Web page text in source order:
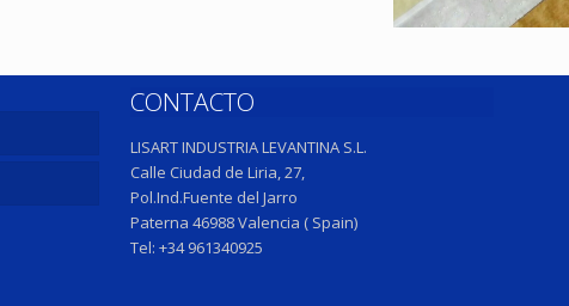
CONTACTO
LISART INDUSTRIA LEVANTINA S.L.
Calle Ciudad de Liria, 27,
Pol.Ind.Fuente del Jarro
Paterna 46988 Valencia ( Spain)
Tel: +34 961340925